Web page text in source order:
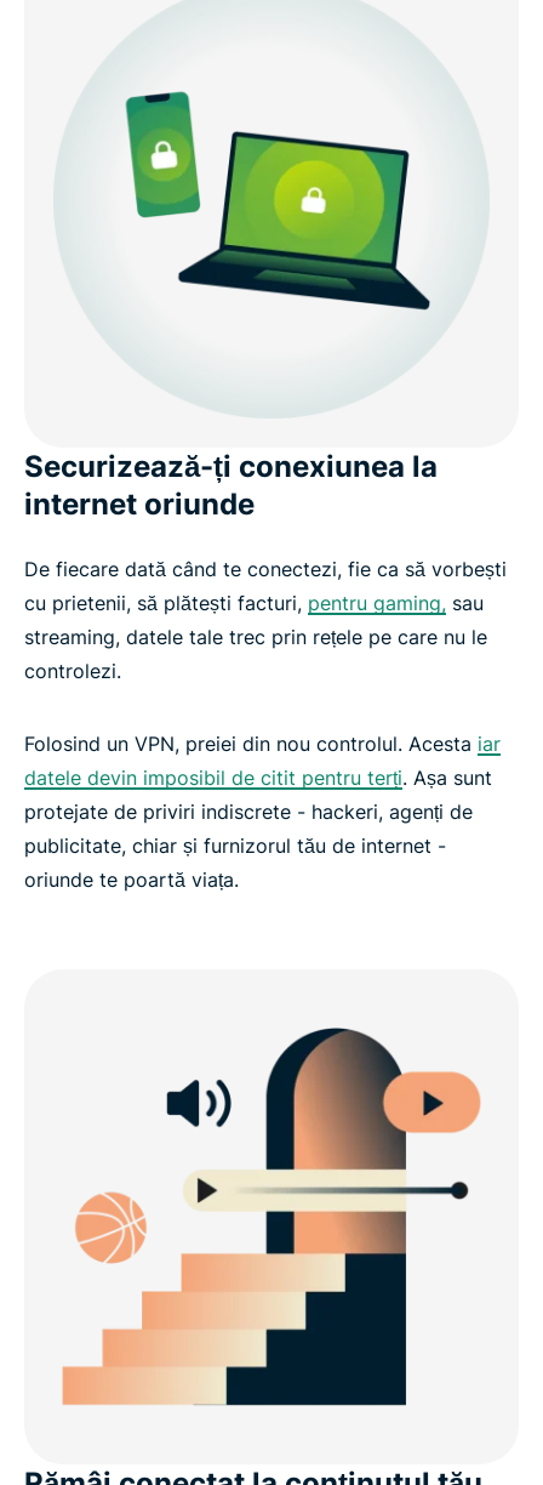
De ce să alegi ExpressVPN?
VPN gratuit vs. VPN plătit: De ce contează
Folosește ExpressVPN pe toate dispozitivele tale
Obține un VPN în 3 pași simpli cu ExpressVPN
Ce spun utilizatorii despre ExpressVPN
Întrebări frecvente despre rețelele virtuale private
Începe chiar azi cu ExpressVPN
Securizează-ți conexiunea la
internet oriunde
De fiecare dată când te conectezi, fie ca să vorbești
cu prietenii, să plătești facturi, pentru gaming, sau
streaming, datele tale trec prin rețele pe care nu le
controlezi.
Folosind un VPN, preiei din nou controlul. Acesta iar
datele devin imposibil de citit pentru terți. Așa sunt
protejate de priviri indiscrete - hackeri, agenți de
publicitate, chiar și furnizorul tău de internet -
oriunde te poartă viața.